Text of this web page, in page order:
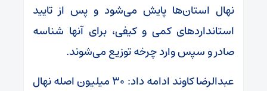
نهال استان‌ها پایش می‌شود و پس از تایید
استانداردهای کمی و کیفی، برای آنها شناسه
صادر و سپس وارد چرخه توزیع می‌شوند.
عبدالرضا کاوند ادامه داد: ۳۰ میلیون اصله نهال